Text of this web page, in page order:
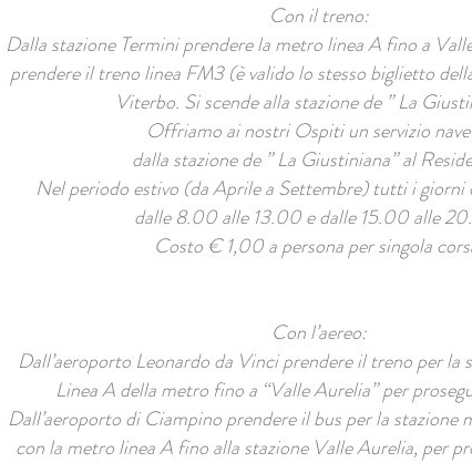
Con il treno:
Dalla stazione Termini prendere la metro linea A fino a
prendere il treno linea FM3 (è valido lo stesso biglietto
Viterbo. Si scende alla stazione de ” La
Offriamo ai nostri Ospiti un servizio
dalla stazione de ” La Giustiniana” al
Nel periodo estivo (da Aprile a Settembre) tutti i
dalle 8.00 alle 13.00 e dalle 15.00 alle
Costo € 1,00 a persona per singola
Con l’aereo:
Dall’aeroporto Leonardo da Vinci prendere il treno per la
Linea A della metro fino a “Valle Aurelia” per
Dall’aeroporto di Ciampino prendere il bus per la stazione
con la metro linea A fino alla stazione Valle Aurelia, per